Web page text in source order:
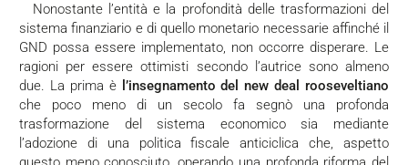
Nonostante l’entità e la profondità delle trasformazioni del
sistema finanziario e di quello monetario necessarie affinché il
GND possa essere implementato, non occorre disperare. Le
ragioni per essere ottimisti secondo l’autrice sono almeno
due. La prima è l’insegnamento del new deal rooseveltiano
che poco meno di un secolo fa segnò una profonda
trasformazione del sistema economico sia mediante
l’adozione di una politica fiscale anticiclica che, aspetto